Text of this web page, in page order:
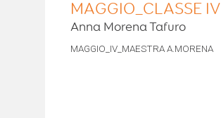
MAGGIO_CLASSE IV
Anna Morena Tafuro
MAGGIO_IV_MAESTRA A.MORENA